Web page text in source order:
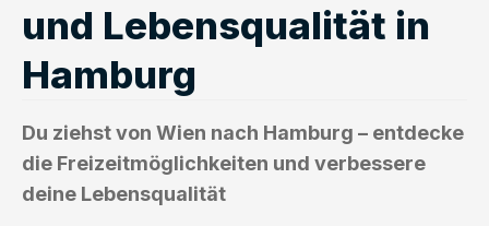
und Lebensqualität in
Hamburg
Du ziehst von Wien nach Hamburg – entdecke
die Freizeitmöglichkeiten und verbessere
deine Lebensqualität